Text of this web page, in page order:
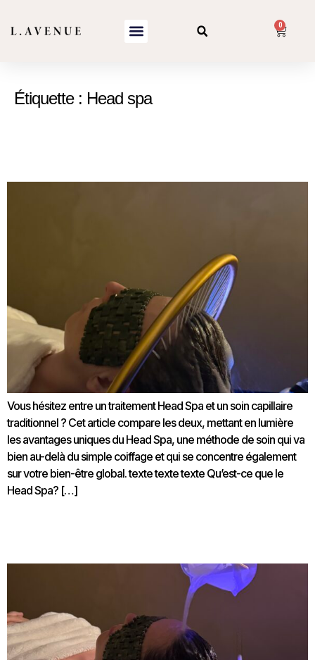
0
Étiquette : Head spa
Vous hésitez entre un traitement Head Spa et un soin capillaire
traditionnel ? Cet article compare les deux, mettant en lumière
les avantages uniques du Head Spa, une méthode de soin qui va
bien au-delà du simple coiffage et qui se concentre également
sur votre bien-être global. texte texte texte Qu’est-ce que le
Head Spa? […]